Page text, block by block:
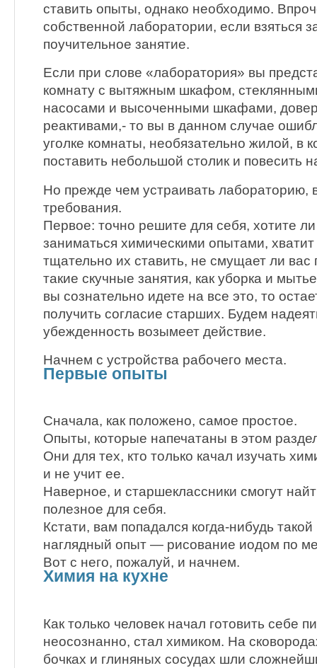
ставить опыты, однако необходимо.
собственной лаборатории, если взяться
поучительное занятие.
Если при слове «лаборатория» вы
комнату с вытяжным шкафом,
насосами и высоченными шкафами,
реактивами,- то вы в данном случае
уголке комнаты, необязательно жилой, в
поставить небольшой столик и повесить
Но прежде чем устраивать лабораторию,
требования.
Первое: точно решите для себя, хотите
заниматься химическими опытами,
тщательно их ставить, не смущает ли вас
такие скучные занятия, как уборка и
вы сознательно идете на все это, то
получить согласие старших. Будем
убежденность возымеет действие.
Начнем с устройства рабочего места.
Первые опыты
Сначала, как положено, самое простое.
Опыты, которые напечатаны в этом
Они для тех, кто только качал изучать
и не учит ее.
Наверное, и старшеклассники смогут
полезное для себя.
Кстати, вам попадался когда-нибудь
наглядный опыт — рисование иодом по
Вот с него, пожалуй, и начнем.
Химия на кухне
Как только человек начал готовить себе
неосознанно, стал химиком. На
бочках и глиняных сосудах шли